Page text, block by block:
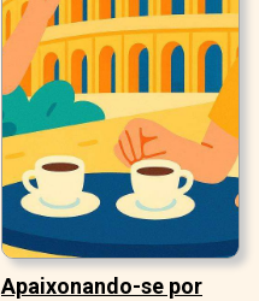
Apaixonando-se por